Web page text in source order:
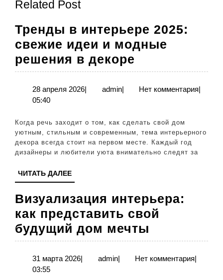
запись:
Related Post
Тренды в интерьере 2025:
свежие идеи и модные
решения в декоре
в
интерьере
свежие
идеи
и
в
декоре
28 апреля 202628
| adminadmin
| Нет комментария|
05:40
Когда речь заходит о том, как сделать свой дом
уютным, стильным и современным, тема интерьерного
декора всегда стоит на первом месте. Каждый год
дизайнеры и любители уюта внимательно следят за
ЧИТАТЬ ДАЛЕЕЧИТАТЬ
ДАЛЕЕ
Визуализация интерьера:
как представить свой
будущий дом мечты
интерьера:
как
31 марта 202631
| adminadmin
| Нет комментария|
03:55